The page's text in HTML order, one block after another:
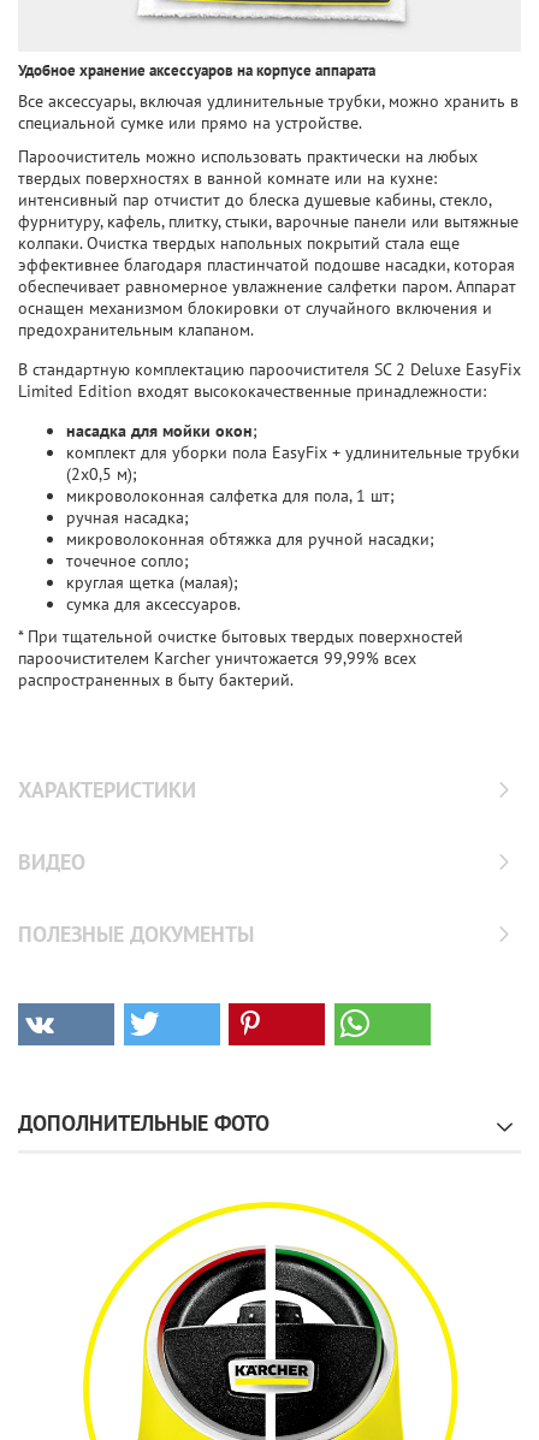
Удобное хранение аксессуаров на корпусе аппарата
Все аксессуары, включая удлинительные трубки, можно хранить в
специальной сумке или прямо на устройстве.
Пароочиститель можно использовать практически на любых
твердых поверхностях в ванной комнате или на кухне:
интенсивный пар отчистит до блеска душевые кабины, стекло,
фурнитуру, кафель, плитку, стыки, варочные панели или вытяжные
колпаки. Очистка твердых напольных покрытий стала еще
эффективнее благодаря пластинчатой подошве насадки, которая
обеспечивает равномерное увлажнение салфетки паром. Аппарат
оснащен механизмом блокировки от случайного включения и
предохранительным клапаном.
В стандартную комплектацию пароочистителя SC 2 Deluxe EasyFix
Limited Edition входят высококачественные принадлежности:
насадка для мойки окон;
комплект для уборки пола EasyFix + удлинительные трубки
(2x0,5 м);
микроволоконная салфетка для пола, 1 шт;
ручная насадка;
микроволоконная обтяжка для ручной насадки;
точечное сопло;
круглая щетка (малая);
сумка для аксессуаров.
* При тщательной очистке бытовых твердых поверхностей
пароочистителем Karcher уничтожается 99,99% всех
распространенных в быту бактерий.
ХАРАКТЕРИСТИКИ
ВИДЕО
ПОЛЕЗНЫЕ ДОКУМЕНТЫ
ДОПОЛНИТЕЛЬНЫЕ ФОТО